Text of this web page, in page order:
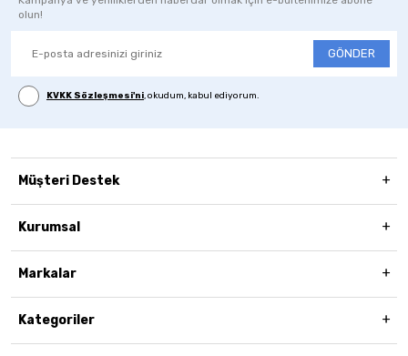
olun!
GÖNDER
KVKK Sözleşmesi'ni, okudum, kabul ediyorum.
Müşteri Destek
Kurumsal
Markalar
Kategoriler